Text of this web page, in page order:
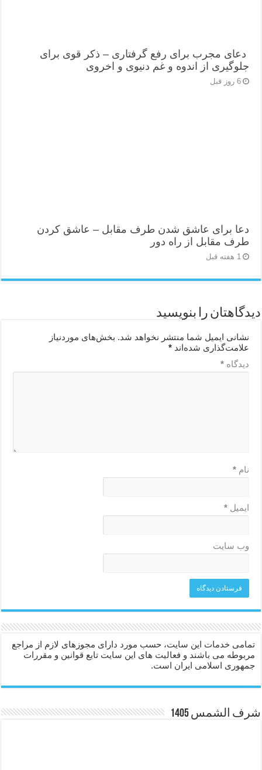
دعای مجرب برای رفع گرفتاری – ذکر قوی برای
جلوگیری از اندوه و غم دنیوی و اخروی
6 روز قبل
دعا برای عاشق شدن طرف مقابل – عاشق کردن
طرف مقابل از راه دور
1 هفته قبل
دیدگاهتان را بنویسید
نشانی ایمیل شما منتشر نخواهد شد. بخش‌های موردنیاز
علامت‌گذاری شده‌اند*
دیدگاه*
نام*
ایمیل*
وب‌ سایت
تمامی خدمات این سایت، حسب مورد دارای مجوزهای لازم از مراجع
مربوطه می باشند و فعالیت های این سایت تابع قوانین و مقررات
جمهوری اسلامی ایران است.
شرف الشمس 1405